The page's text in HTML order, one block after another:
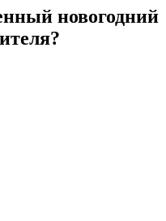
новогодний